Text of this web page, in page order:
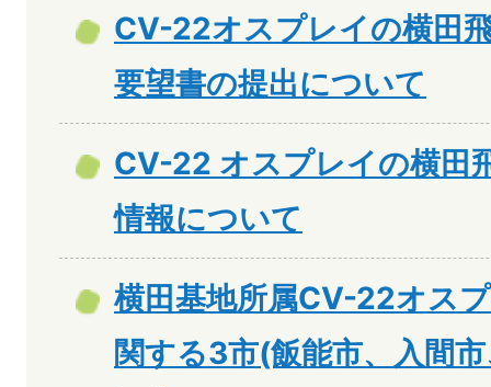
CV-22オスプレイの横田
要望書の提出について
CV-22 オスプレイの横田
情報について
横田基地所属CV-22オス
関する3市(飯能市、入間